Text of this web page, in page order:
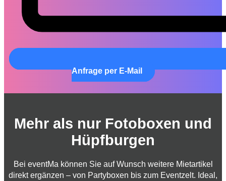
Anfrage per E-Mail
Mehr als nur Fotoboxen und
Hüpfburgen
Bei eventMa können Sie auf Wunsch weitere Mietartikel
direkt ergänzen – von Partyboxen bis zum Eventzelt. Ideal,